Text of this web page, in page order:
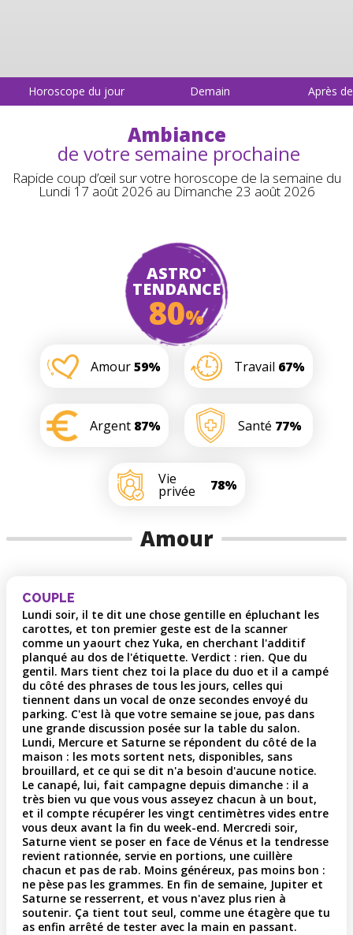
Horoscope du jour Demain Après
Ambiance
de votre semaine prochaine
Rapide coup d’œil sur votre horoscope de la semaine du
Lundi 17 août 2026 au Dimanche 23 août 2026
ASTRO'
TENDANCE
80%
Amour59% Travail 67%
Argent 87% Santé 77%
Vie
privée 78%
Amour
COUPLE
Lundi soir, il te dit une chose gentille en épluchant les
carottes, et ton premier geste est de la scanner
comme un yaourt chez Yuka, en cherchant l'additif
planqué au dos de l'étiquette. Verdict : rien. Que du
gentil. Mars tient chez toi la place du duo et il a campé
du côté des phrases de tous les jours, celles qui
tiennent dans un vocal de onze secondes envoyé du
parking. C'est là que votre semaine se joue, pas dans
une grande discussion posée sur la table du salon.
Lundi, Mercure et Saturne se répondent du côté de la
maison : les mots sortent nets, disponibles, sans
brouillard, et ce qui se dit n'a besoin d'aucune notice.
Le canapé, lui, fait campagne depuis dimanche : il a
très bien vu que vous vous asseyez chacun à un bout,
et il compte récupérer les vingt centimètres vides entre
vous deux avant la fin du week-end. Mercredi soir,
Saturne vient se poser en face de Vénus et la tendresse
revient rationnée, servie en portions, une cuillère
chacun et pas de rab. Moins généreux, pas moins bon :
ne pèse pas les grammes. En fin de semaine, Jupiter et
Saturne se resserrent, et vous n'avez plus rien à
soutenir. Ça tient tout seul, comme une étagère que tu
as enfin arrêté de tester avec la main en passant.